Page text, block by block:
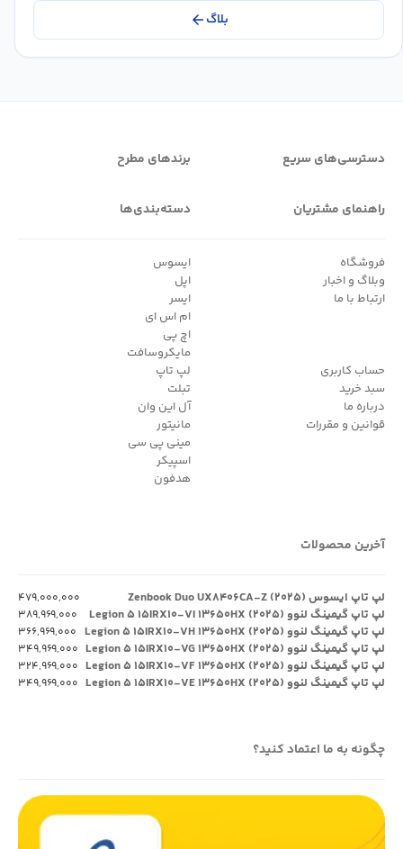
بلاگarrow_back
دسترسی‌های سریع برندهای مطرح
راهنمای مشتریان دسته‌بندی‌ها
فروشگاه
وبلاگ و اخبار
ارتباط با ما
ایسوس
اپل
ایسر
ام اس ای
اچ پی
مایکروسافت
حساب کاربری
سبد خرید
درباره ما
قوانین و مقررات
لپ تاپ
تبلت
آل این وان
مانیتور
مینی پی سی
اسپیکر
هدفون
آخرین محصولات
لپ تاپ ایسوس Zenbook Duo UX۸۴۰۶CA-Z (۲۰۲۵) ۴۷۹,۰۰۰,۰۰۰
لپ تاپ گیمینگ لنوو Legion ۵ ۱۵IRX۱۰-VI ۱۳۶۵۰HX (۲۰۲۵) ۳۸۹,۹۶۹,۰۰۰
لپ تاپ گیمینگ لنوو Legion ۵ ۱۵IRX۱۰-VH ۱۳۶۵۰HX (۲۰۲۵) ۳۶۶,۹۶۹,۰۰۰
لپ تاپ گیمینگ لنوو Legion ۵ ۱۵IRX۱۰-VG ۱۳۶۵۰HX (۲۰۲۵) ۳۴۹,۹۶۹,۰۰۰
لپ تاپ گیمینگ لنوو Legion ۵ ۱۵IRX۱۰-VF ۱۳۶۵۰HX (۲۰۲۵) ۳۲۴,۹۶۹,۰۰۰
لپ تاپ گیمینگ لنوو Legion ۵ ۱۵IRX۱۰-VE ۱۳۶۵۰HX (۲۰۲۵) ۳۴۹,۹۶۹,۰۰۰
چگونه به ما اعتماد کنید؟